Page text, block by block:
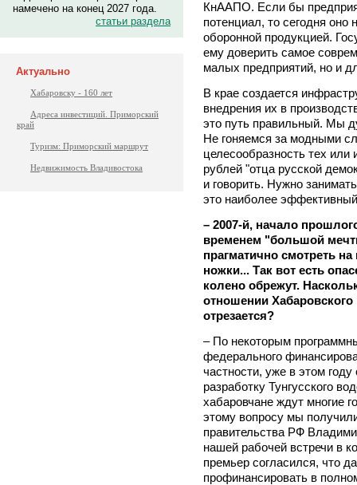
намечено на конец 2027 года.
статьи раздела
Актуально
Хабаровску - 160 лет
Адреса инвестиций. Приморский
край
Туризм: Приморский маршрут
Недвижимость Владивостока
КнААПО. Если бы
потенциал, то сегодня оно
оборонной продукцией.
ему доверить самое
малых предприятий, но и
В крае создается
внедрения их в
это путь правильный. Мы
Не гоняемся за модными
целесообразность тех или
рублей "отца русской
и говорить. Нужно
это наиболее
– 2007-й, начало
временем "большой
прагматично смотреть
ножки... Так вот есть
колено обрежут.
отношении Хабаровского
отрезается?
– По некоторым
федерального
частности, уже в этом
разработку Тунгусского
хабаровчане ждут многие
этому вопросу мы
правительства РФ
нашей рабочей встречи в
премьер согласился, что
профинансировать в